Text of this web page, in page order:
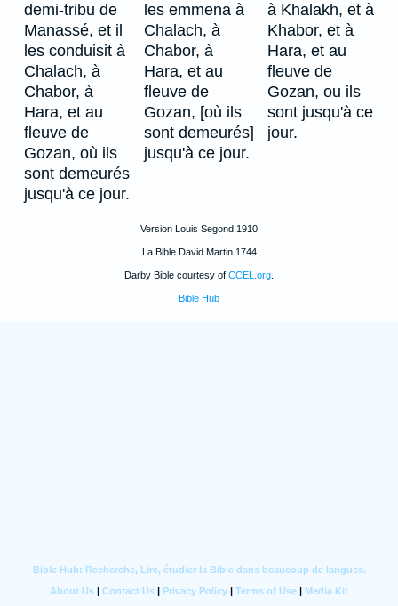
demi-tribu de
Manassé, et il
les conduisit à
Chalach, à
Chabor, à
Hara, et au
fleuve de
Gozan, où ils
sont demeurés
jusqu'à ce jour.
les emmena à
Chalach, à
Chabor, à
Hara, et au
fleuve de
Gozan, [où ils
sont demeurés]
jusqu'à ce jour.
à Khalakh, et à
Khabor, et à
Hara, et au
fleuve de
Gozan, ou ils
sont jusqu'à ce
jour.
Version Louis Segond 1910
La Bible David Martin 1744
Darby Bible courtesy of CCEL.org
Bible Hub